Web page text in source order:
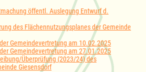
öffentl. Auslegung Entwurf d.
des Flächennutzungsplanes der Gemeinde
Gemeindevertretung am 10.02.2025
Gemeindevertretung am 27.01.2025
Überprüfung (2023/24) des
Giesensdorf